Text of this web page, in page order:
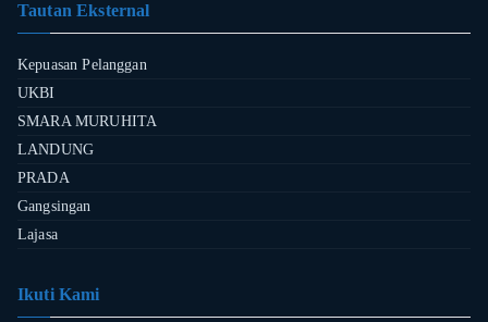
Tautan Eksternal
Kepuasan Pelanggan
UKBI
SMARA MURUHITA
LANDUNG
PRADA
Gangsingan
Lajasa
Ikuti Kami